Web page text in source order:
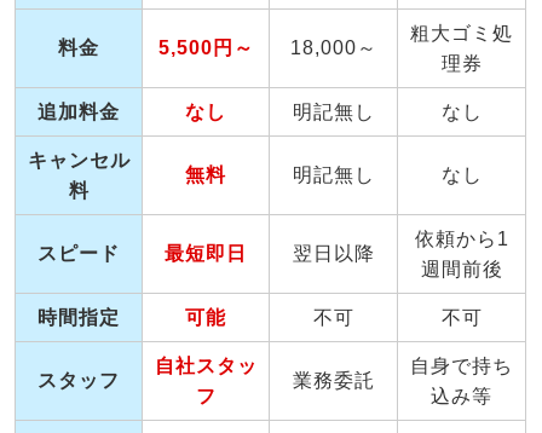
料金 5,500円～ 18,000～
粗大ゴミ処
理券
追加料金 なし 明記無し なし
キャンセル
料
無料 明記無し なし
スピード 最短即日 翌日以降
依頼から1
週間前後
時間指定 可能 不可 不可
スタッフ
自社スタッ
フ
業務委託
自身で持ち
込み等